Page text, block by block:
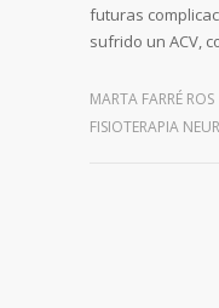
futuras
sufrido un ACV,
MARTA FARRÉ ROS
FISIOTERAPIA